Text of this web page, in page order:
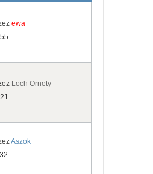
ewa
Loch Ornety
Aszok